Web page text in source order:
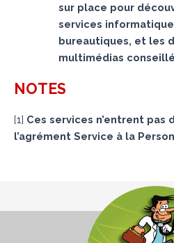
sur place pour
services
bureautiques, et les
multimédias
NOTES
[1] Ces services n’entrent pas
l’agrément Service à la